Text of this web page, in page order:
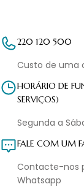
220 120 500
Custo de uma
HORÁRIO DE
SERVIÇOS)
Segunda a
FALE COM UM
Contacte-nos
Whatsapp